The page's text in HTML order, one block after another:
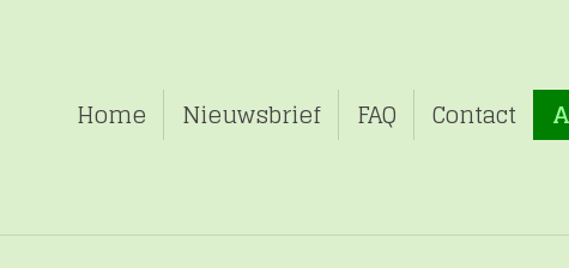
Home Nieuwsbrief FAQ Contact